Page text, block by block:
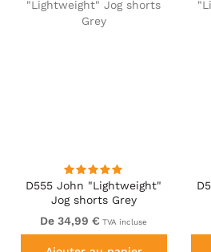
D555 John "Lightweight"
Jog shorts Grey
De 34,99 € TVA incluse